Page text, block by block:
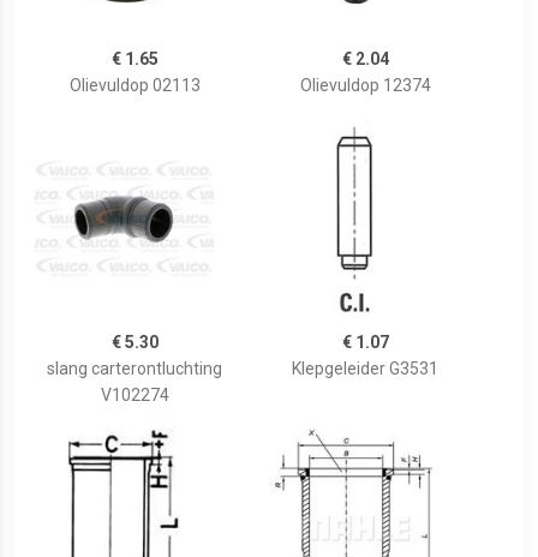
€ 1.65
Olievuldop 02113
€ 2.04
Olievuldop 12374
€ 5.30
slang carterontluchting
V102274
€ 1.07
Klepgeleider G3531